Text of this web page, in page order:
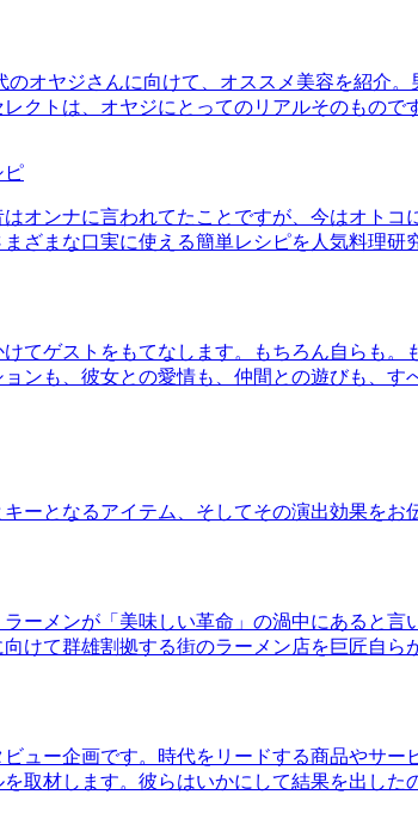
のオヤジさんに向けて、オススメ美容を紹介
クトは、オヤジにとってのリアルそのもので
ピ
オンナに言われてたことですが、今はオト
ざまな口実に使える簡単レシピを人気料理研
てゲストをもてなします。もちろん自らも
ンも、彼女との愛情も、仲間との遊びも、
ーとなるアイテム、そしてその演出効果をお
ーメンが「美味しい革命」の渦中にあると
けて群雄割拠する街のラーメン店を巨匠自ら
ュー企画です。時代をリードする商品やサ
取材します。彼らはいかにして結果を出し